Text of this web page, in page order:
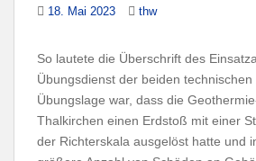
18. Mai 2023 thw
So lautete die Überschrift des
Übungsdienst der beiden technischen
Übungslage war, dass die
Thalkirchen einen Erdstoß mit einer
der Richterskala ausgelöst hatte und